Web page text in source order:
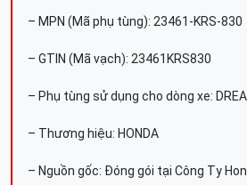
– MPN (Mã phụ tùng): 23461-KRS-830
– GTIN (Mã vạch): 23461KRS830
– Phụ tùng sử dụng cho dòng xe:
– Thương hiệu: HONDA
– Nguồn gốc: Đóng gói tại Công Ty